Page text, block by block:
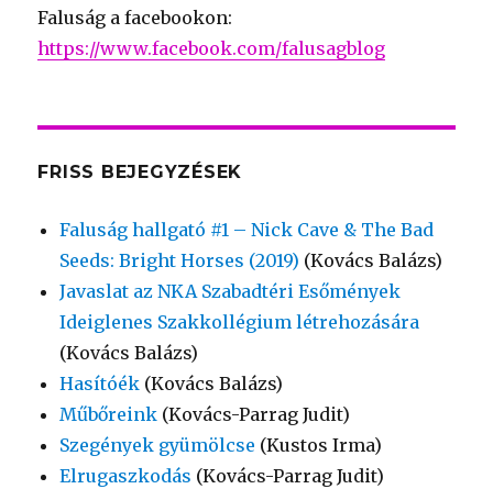
Faluság a facebookon:
https://www.facebook.com/falusagblog
FRISS BEJEGYZÉSEK
Faluság hallgató #1 – Nick Cave & The Bad
Seeds: Bright Horses (2019) (Kovács Balázs)
Javaslat az NKA Szabadtéri Esőmények
Ideiglenes Szakkollégium létrehozására
(Kovács Balázs)
Hasítóék (Kovács Balázs)
Műbőreink (Kovács-Parrag Judit)
Szegények gyümölcse (Kustos Irma)
Elrugaszkodás (Kovács-Parrag Judit)